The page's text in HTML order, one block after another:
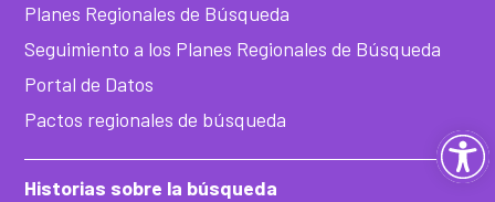
Planes Regionales de Búsqueda
Seguimiento a los Planes Regionales de Búsqueda
Portal de Datos
Pactos regionales de búsqueda
Historias sobre la búsqueda